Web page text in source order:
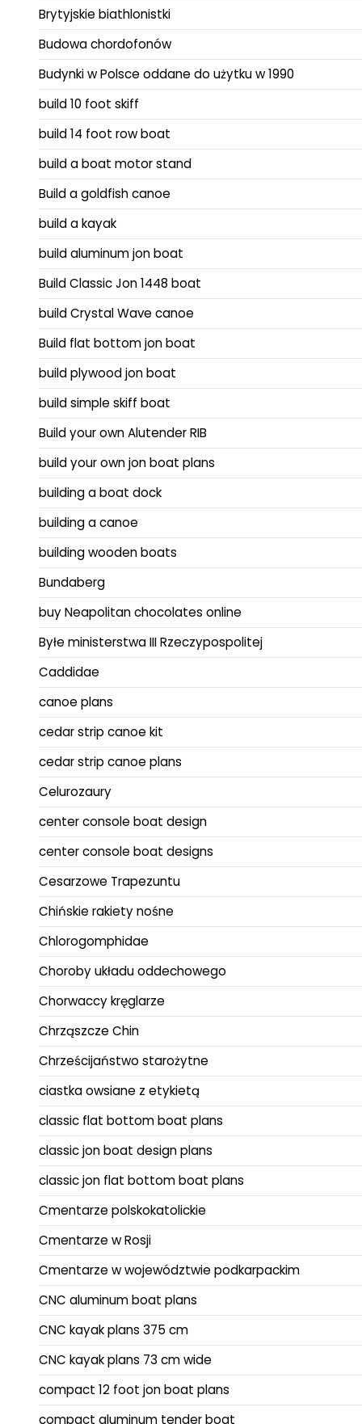
Brytyjskie biathlonistki
Budowa chordofonów
Budynki w Polsce oddane do użytku w 1990
build 10 foot skiff
build 14 foot row boat
build a boat motor stand
Build a goldfish canoe
build a kayak
build aluminum jon boat
Build Classic Jon 1448 boat
build Crystal Wave canoe
Build flat bottom jon boat
build plywood jon boat
build simple skiff boat
Build your own Alutender RIB
build your own jon boat plans
building a boat dock
building a canoe
building wooden boats
Bundaberg
buy Neapolitan chocolates online
Byłe ministerstwa III Rzeczypospolitej
Caddidae
canoe plans
cedar strip canoe kit
cedar strip canoe plans
Celurozaury
center console boat design
center console boat designs
Cesarzowe Trapezuntu
Chińskie rakiety nośne
Chlorogomphidae
Choroby układu oddechowego
Chorwaccy kręglarze
Chrząszcze Chin
Chrześcijaństwo starożytne
ciastka owsiane z etykietą
classic flat bottom boat plans
classic jon boat design plans
classic jon flat bottom boat plans
Cmentarze polskokatolickie
Cmentarze w Rosji
Cmentarze w województwie podkarpackim
CNC aluminum boat plans
CNC kayak plans 375 cm
CNC kayak plans 73 cm wide
compact 12 foot jon boat plans
compact aluminum tender boat